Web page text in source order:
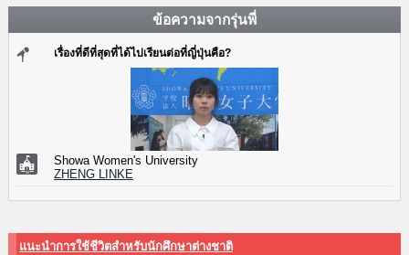
ข้อความจากรุ่นพี่
เรื่องที่ดีที่สุดที่ได้ไปเรียนต่อที่ญี่ปุ่นคือ?
Showa Women's University
ZHENG LINKE
แนะนำการใช้ชีวิตสำหรับนักศึกษาต่างชาติ